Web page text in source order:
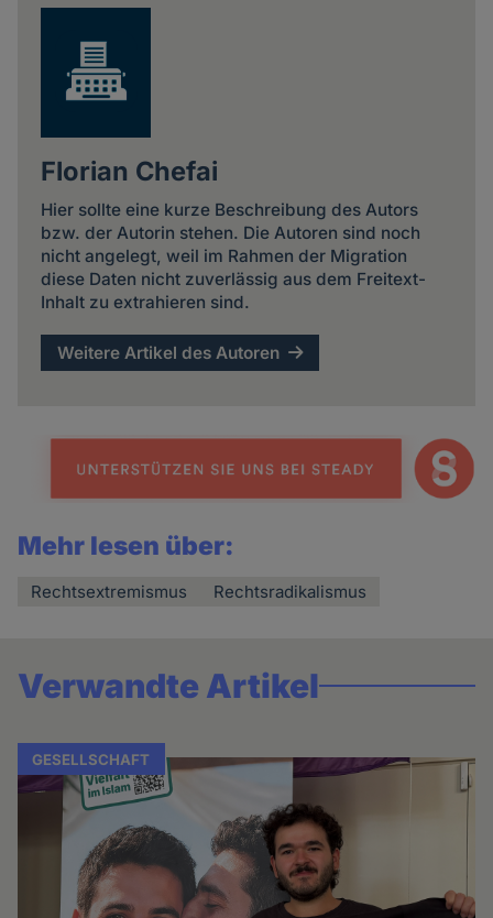
Florian Chefai
Hier sollte eine kurze Beschreibung des Autors
bzw. der Autorin stehen. Die Autoren sind noch
nicht angelegt, weil im Rahmen der Migration
diese Daten nicht zuverlässig aus dem Freitext-
Inhalt zu extrahieren sind.
Weitere Artikel des Autoren
Mehr lesen über:
Rechtsextremismus Rechtsradikalismus
Verwandte Artikel
GESELLSCHAFT